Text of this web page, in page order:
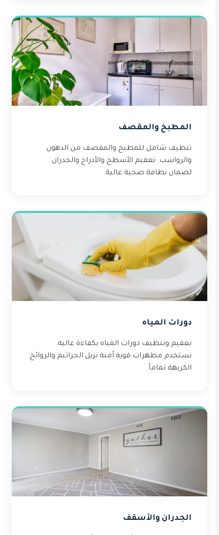
المطبخ والمقصف
تنظيف شامل للمطبخ والمقصف من الدهون
والرواسب. تعقيم الأسطح والأدراج والجدران
لضمان نظافة صحية عالية.
دورات المياه
تعقيم وتنظيف دورات المياه بكفاءة عالية.
نستخدم مطهرات قوية آمنة تزيل الجراثيم والروائح
الكريهة تماماً.
الجدران والأسقف